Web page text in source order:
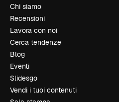
Chi siamo
Recensioni
Lavora con noi
Cerca tendenze
Blog
Eventi
Slidesgo
Vendi i tuoi contenuti